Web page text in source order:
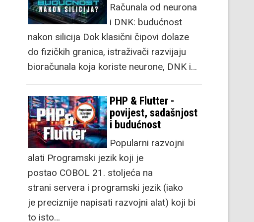
Računala od neurona
i DNK: budućnost
nakon silicija Dok klasični čipovi dolaze
do fizičkih granica, istraživači razvijaju
bioračunala koja koriste neurone, DNK i…
PHP & Flutter -
povijest, sadašnjost
i budućnost
Popularni razvojni
alati Programski jezik koji je
postao COBOL 21. stoljeća na
strani servera i programski jezik (iako
je preciznije napisati razvojni alat) koji bi
to isto…